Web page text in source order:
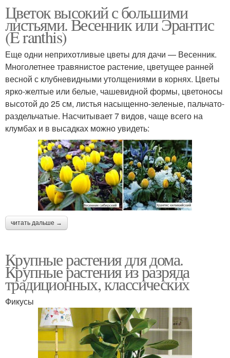
Цветок высокий с большими
листьями. Весенник или Эрантис
(E ranthis)
Еще одни неприхотливые цветы для дачи — Весенник.
Многолетнее травянистое растение, цветущее ранней
весной с клубневидными утолщениями в корнях. Цветы
ярко-желтые или белые, чашевидной формы, цветоносы
высотой до 25 см, листья насыщенно-зеленые, пальчато-
раздельчатые. Насчитывает 7 видов, чаще всего на
клумбах и в высадках можно увидеть:
читать дальше →
Крупные растения для дома.
Крупные растения из разряда
традиционных, классических
Фикусы